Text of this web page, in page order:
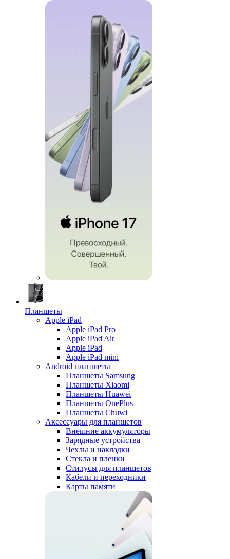
Планшеты
Apple iPad
Apple iPad Pro
Apple iPad Air
Apple iPad
Apple iPad mini
Android планшеты
Планшеты Samsung
Планшеты Xiaomi
Планшеты Huawei
Планшеты OnePlus
Планшеты Chuwi
Аксессуары для планшетов
Внешние аккумуляторы
Зарядные устройства
Чехлы и накладки
Стекла и пленки
Стилусы для планшетов
Кабели и переходники
Карты памяти